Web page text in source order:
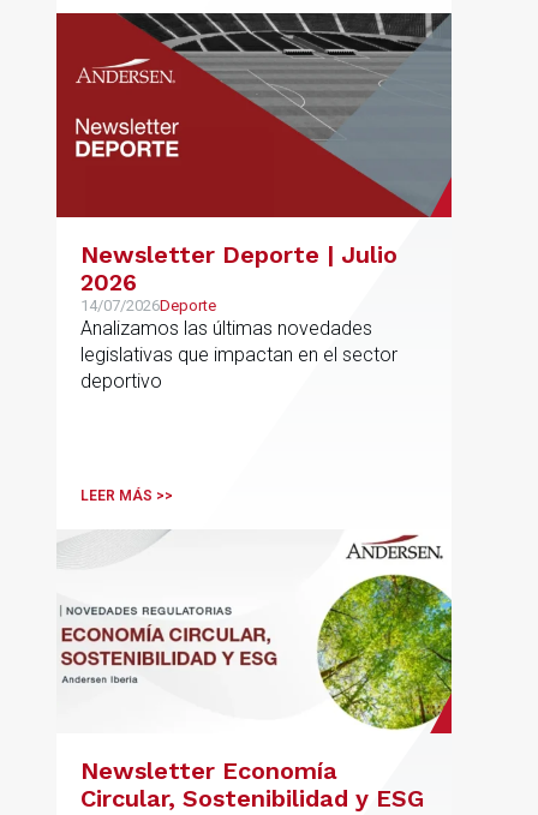
Newsletter Deporte | Julio
2026
14/07/2026Deporte
Analizamos las últimas novedades
legislativas que impactan en el sector
deportivo
LEER MÁS >>
Newsletter Economía
Circular, Sostenibilidad y ESG